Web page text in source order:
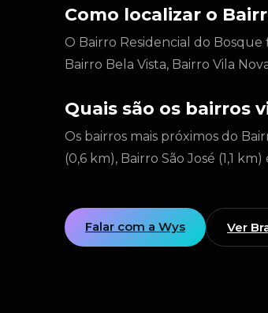
Como localizar o
O Bairro Residencial do
Bairro Bela Vista, Bairro Vila
Quais são os bairros
Os bairros mais próximos do
(0,6 km), Bairro São José (1,1
Falar com a Wys Ver